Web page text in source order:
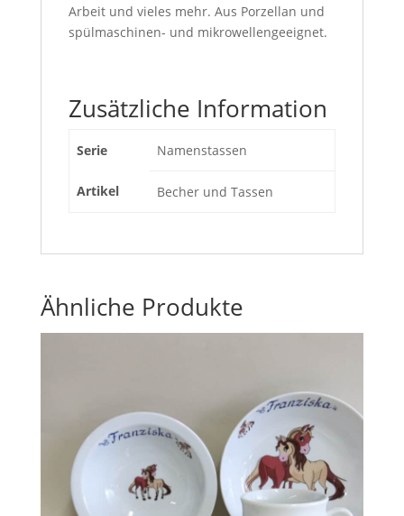
Arbeit und vieles mehr. Aus Porzellan und
spülmaschinen- und mikrowellengeeignet.
Zusätzliche Information
Serie Namenstassen
Artikel Becher und Tassen
Ähnliche Produkte